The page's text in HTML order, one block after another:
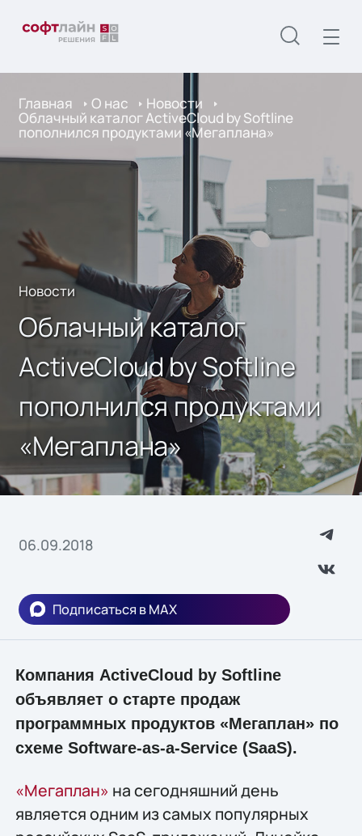
Главная О нас Новости
Облачный каталог ActiveCloud by Softline
пополнился продуктами «Мегаплана»
Новости
Облачный каталог
ActiveCloud by Softline
пополнился продуктами
«Мегаплана»
06.09.2018
Подписаться в MAX
Компания ActiveCloud by Softline
объявляет о старте продаж
программных продуктов «Мегаплан» по
схеме Software-as-a-Service (SaaS).
«Мегаплан» на сегодняшний день
является одним из самых популярных